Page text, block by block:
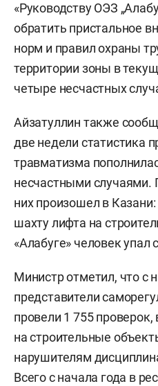
«Руководству ОЭЗ
обратить пристальное
норм и правил охраны
территории зоны в
четыре несчастных
Айзатуллин также
две недели статистика
травматизма
несчастными случаями.
них произошел в
шахту лифта на
«Алабуге» человек упал
Министр отметил, что с
представители
провели 1 755
на строительные
нарушителям
Всего с начала года в